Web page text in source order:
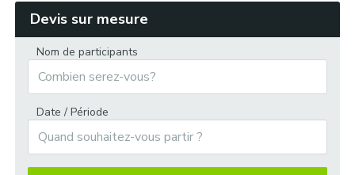
Challenge nautique :
Grand tournoi au bord du lac :
Devis sur mesure
Nom de participants
Date / Période